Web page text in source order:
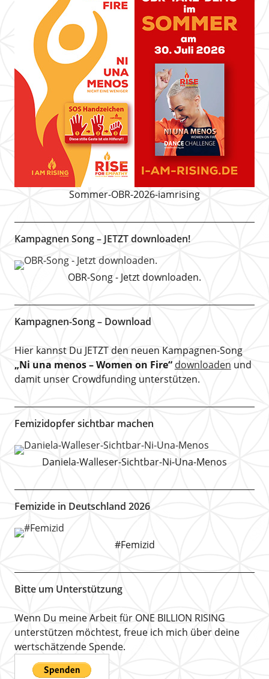
Sommer-OBR-2026-iamrising
Kampagnen Song – JETZT downloaden!
OBR-Song - Jetzt downloaden.
Kampagnen-Song – Download
Hier kannst Du JETZT den neuen Kampagnen-Song
„Ni una menos – Women on Fire“ downloaden und
damit unser Crowdfunding unterstützen.
Femizidopfer sichtbar machen
Daniela-Walleser-Sichtbar-Ni-Una-Menos
Femizide in Deutschland 2026
#Femizid
Bitte um Unterstützung
Wenn Du meine Arbeit für ONE BILLION RISING
unterstützen möchtest, freue ich mich über deine
wertschätzende Spende.